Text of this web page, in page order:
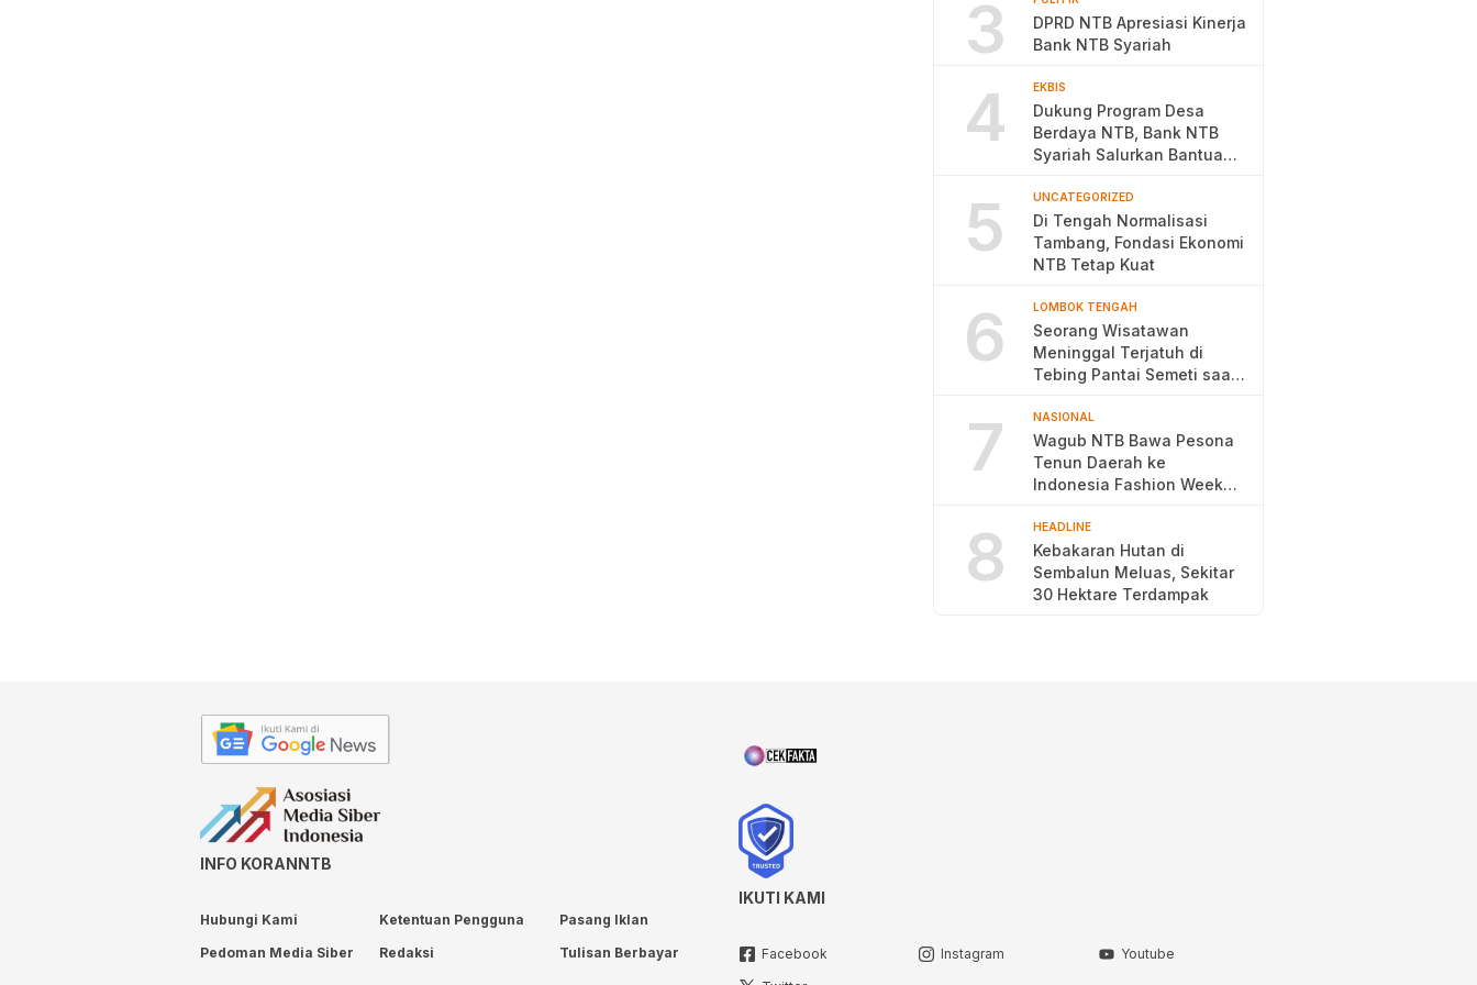
3
DPRD NTB Apresiasi Kinerja
Bank NTB Syariah
4 EKBIS
Dukung Program Desa
Berdaya NTB, Bank NTB
Syariah Salurkan Bantuan
5 UNCATEGORIZED
Di Tengah Normalisasi
Tambang, Fondasi Ekonomi
NTB Tetap Kuat
6 LOMBOK TENGAH
Seorang Wisatawan
Meninggal Terjatuh di
Tebing Pantai Semeti saat
7 NASIONAL
Wagub NTB Bawa Pesona
Tenun Daerah ke
Indonesia Fashion Week
8 HEADLINE
Kebakaran Hutan di
Sembalun Meluas, Sekitar
30 Hektare Terdampak
INFO KORANNTB
Hubungi Kami Ketentuan Pengguna
Pasang Iklan
Pedoman Media Siber
Redaksi Tulisan Berbayar
IKUTI KAMI
Facebook Instagram
Youtube